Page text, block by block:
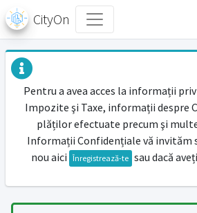
CityOn
Pentru a avea acces la informații
Impozite şi Taxe, informații despre
plăților efectuate precum şi
Informații Confidențiale vă invităm
nou aici Înregistrează-te sau dacă